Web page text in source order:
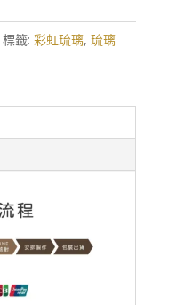
標籤: 彩虹琉璃, 琉璃